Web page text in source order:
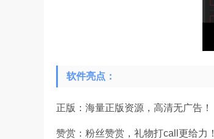
软件亮点：
正版：海量正版资源，高清无广告！
赞赏：粉丝赞赏，礼物打call更给力！